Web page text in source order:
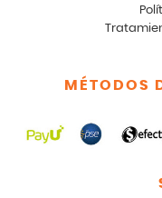
MÉTODOS